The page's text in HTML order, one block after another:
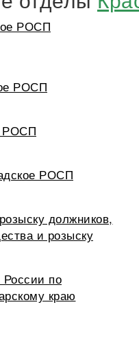
РОСП
РОСП
РОСП
РОСП
должников,
и розыску
по
краю